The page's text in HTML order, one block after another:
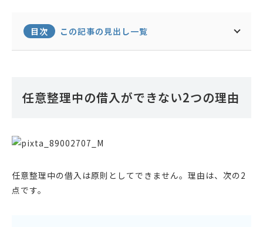
やすい説明を心がけており評価を得ている。
目次 この記事の見出し一覧
任意整理中の借入ができない2つの理由
任意整理中の借入は原則としてできません。理由は、次の2
点です。